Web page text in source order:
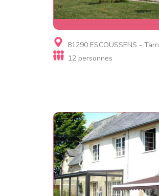
Gite, Chambre d'hôtes
le Mouscaillou
81290 ESCOUSSENS - Tarn
12 personnes